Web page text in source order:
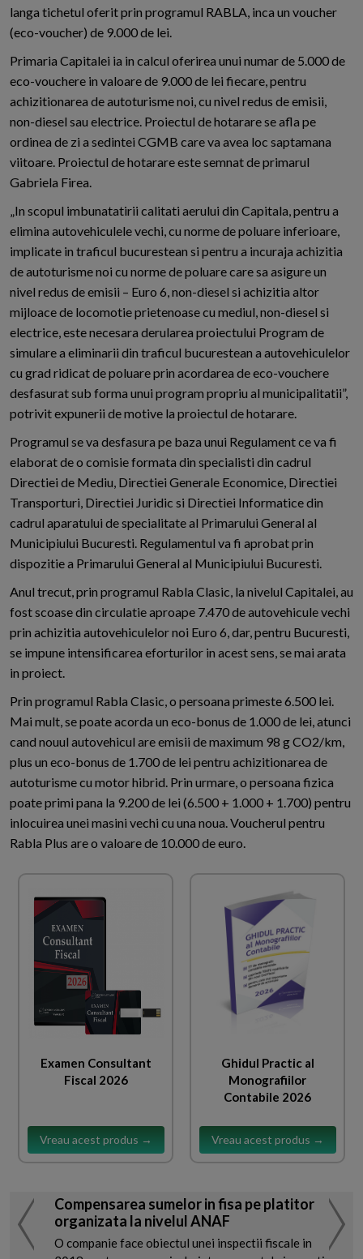
langa tichetul oferit prin programul RABLA, inca un voucher
(eco-voucher) de 9.000 de lei.
Primaria Capitalei ia in calcul oferirea unui numar de 5.000 de
eco-vouchere in valoare de 9.000 de lei fiecare, pentru
achizitionarea de autoturisme noi, cu nivel redus de emisii,
non-diesel sau electrice. Proiectul de hotarare se afla pe
ordinea de zi a sedintei CGMB care va avea loc saptamana
viitoare. Proiectul de hotarare este semnat de primarul
Gabriela Firea.
„In scopul imbunatatirii calitati aerului din Capitala, pentru a
elimina autovehiculele vechi, cu norme de poluare inferioare,
implicate in traficul bucurestean si pentru a incuraja achizitia
de autoturisme noi cu norme de poluare care sa asigure un
nivel redus de emisii – Euro 6, non-diesel si achizitia altor
mijloace de locomotie prietenoase cu mediul, non-diesel si
electrice, este necesara derularea proiectului Program de
simulare a eliminarii din traficul bucurestean a autovehiculelor
cu grad ridicat de poluare prin acordarea de eco-vouchere
desfasurat sub forma unui program propriu al municipalitatii”,
potrivit expunerii de motive la proiectul de hotarare.
Programul se va desfasura pe baza unui Regulament ce va fi
elaborat de o comisie formata din specialisti din cadrul
Directiei de Mediu, Directiei Generale Economice, Directiei
Transporturi, Directiei Juridic si Directiei Informatice din
cadrul aparatului de specialitate al Primarului General al
Municipiului Bucuresti. Regulamentul va fi aprobat prin
dispozitie a Primarului General al Municipiului Bucuresti.
Anul trecut, prin programul Rabla Clasic, la nivelul Capitalei, au
fost scoase din circulatie aproape 7.470 de autovehicule vechi
prin achizitia autovehiculelor noi Euro 6, dar, pentru Bucuresti,
se impune intensificarea eforturilor in acest sens, se mai arata
in proiect.
Prin programul Rabla Clasic, o persoana primeste 6.500 lei.
Mai mult, se poate acorda un eco-bonus de 1.000 de lei, atunci
cand nouul autovehicul are emisii de maximum 98 g CO2/km,
plus un eco-bonus de 1.700 de lei pentru achizitionarea de
autoturisme cu motor hibrid. Prin urmare, o persoana fizica
poate primi pana la 9.200 de lei (6.500 + 1.000 + 1.700) pentru
inlocuirea unei masini vechi cu una noua. Voucherul pentru
Rabla Plus are o valoare de 10.000 de euro.
Examen Consultant
Fiscal 2026
Vreau acest produs →
Ghidul Practic al
Monografiilor
Contabile 2026
Vreau acest produs →
Compensarea sumelor in fisa pe platitor
organizata la nivelul ANAF
O companie face obiectul unei inspectii fiscale in